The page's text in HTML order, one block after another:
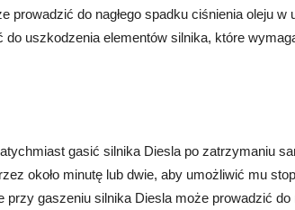
prowadzić do nagłego spadku ciśnienia oleju w
uszkodzenia elementów silnika, które
gasić silnika Diesla po zatrzymaniu
około minutę lub dwie, aby umożliwić mu
przy gaszeniu silnika Diesla może prowadzić